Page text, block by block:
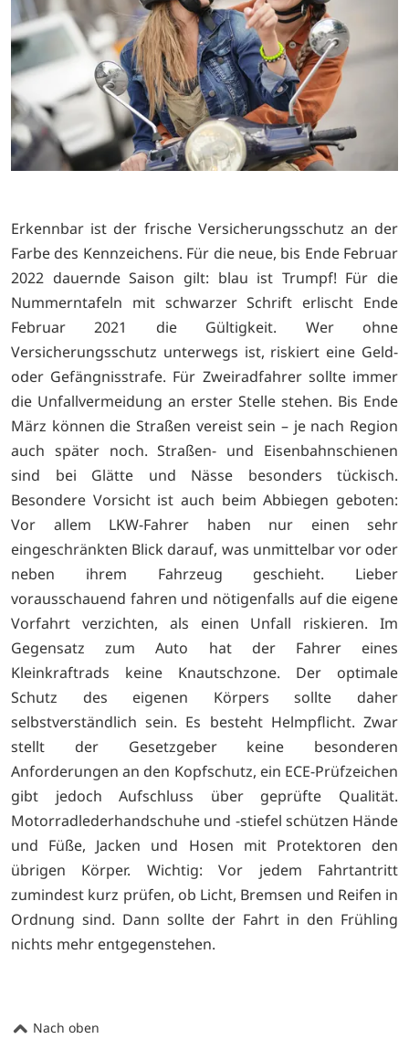
Erkennbar ist der frische Versicherungsschutz an der
Farbe des Kennzeichens. Für die neue, bis Ende Februar
2022 dauernde Saison gilt: blau ist Trumpf! Für die
Nummerntafeln mit schwarzer Schrift erlischt Ende
Februar 2021 die Gültigkeit. Wer ohne
Versicherungsschutz unterwegs ist, riskiert eine Geld-
oder Gefängnisstrafe. Für Zweiradfahrer sollte immer
die Unfallvermeidung an erster Stelle stehen. Bis Ende
März können die Straßen vereist sein – je nach Region
auch später noch. Straßen- und Eisenbahnschienen
sind bei Glätte und Nässe besonders tückisch.
Besondere Vorsicht ist auch beim Abbiegen geboten:
Vor allem LKW-Fahrer haben nur einen sehr
eingeschränkten Blick darauf, was unmittelbar vor oder
neben ihrem Fahrzeug geschieht. Lieber
vorausschauend fahren und nötigenfalls auf die eigene
Vorfahrt verzichten, als einen Unfall riskieren. Im
Gegensatz zum Auto hat der Fahrer eines
Kleinkraftrads keine Knautschzone. Der optimale
Schutz des eigenen Körpers sollte daher
selbstverständlich sein. Es besteht Helmpflicht. Zwar
stellt der Gesetzgeber keine besonderen
Anforderungen an den Kopfschutz, ein ECE-Prüfzeichen
gibt jedoch Aufschluss über geprüfte Qualität.
Motorradlederhandschuhe und -stiefel schützen Hände
und Füße, Jacken und Hosen mit Protektoren den
übrigen Körper. Wichtig: Vor jedem Fahrtantritt
zumindest kurz prüfen, ob Licht, Bremsen und Reifen in
Ordnung sind. Dann sollte der Fahrt in den Frühling
nichts mehr entgegenstehen.
Nach oben